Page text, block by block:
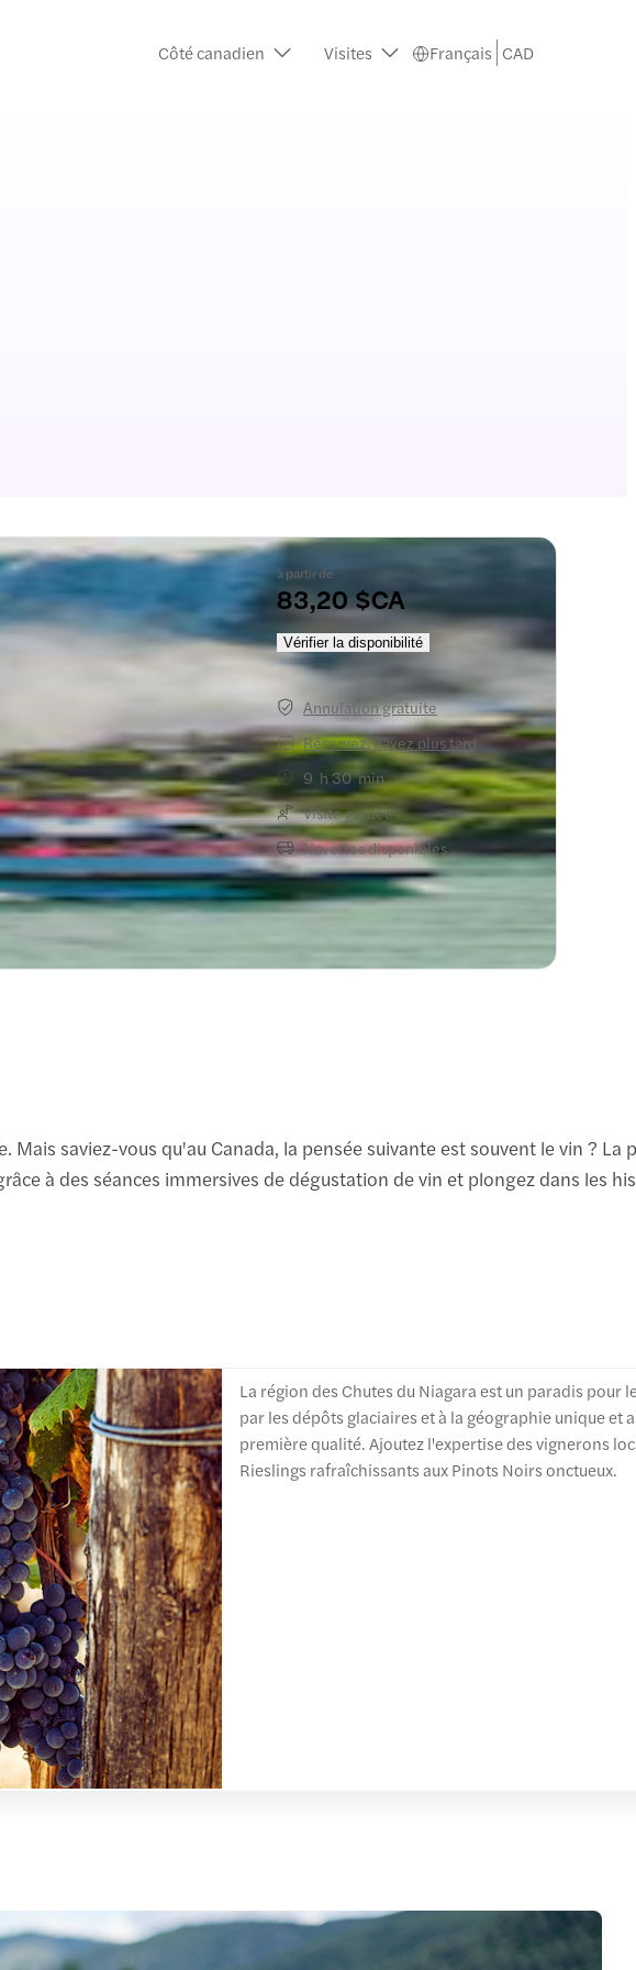
Côté canadien Visites Français CAD
chutes du
et transport
à partir de
83,20 $CA
Vérifier la disponibilité
Annulation gratuite
Réservez, payez plus tard
9 h 30 min
Visite guidée
Navettes disponibles
d'aventure.
départ.
gratuite de sirop
SkyWheel de Clifton Hill. À
le feu d'artifice avant de
saviez-vous qu'au Canada, la pensée suivante est souvent le vin ?
à des séances immersives de dégustation de vin et plongez dans les
La région des Chutes du Niagara est un paradis
par les dépôts glaciaires et à la géographie unique
première qualité. Ajoutez l'expertise des vignerons
Rieslings rafraîchissants aux Pinots Noirs onctueux.